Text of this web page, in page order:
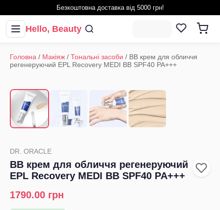
Безкоштовна доставка від 5000 грн!
Hello, Beauty
Головна / Макіяж / Тональні засоби / ВВ крем для обличчя
регенеруючий EPL Recovery MEDI BB SPF40 PA+++
DR. ORACLE
ВВ крем для обличчя регенеруючий
EPL Recovery MEDI BB SPF40 PA+++
1790.00 грн